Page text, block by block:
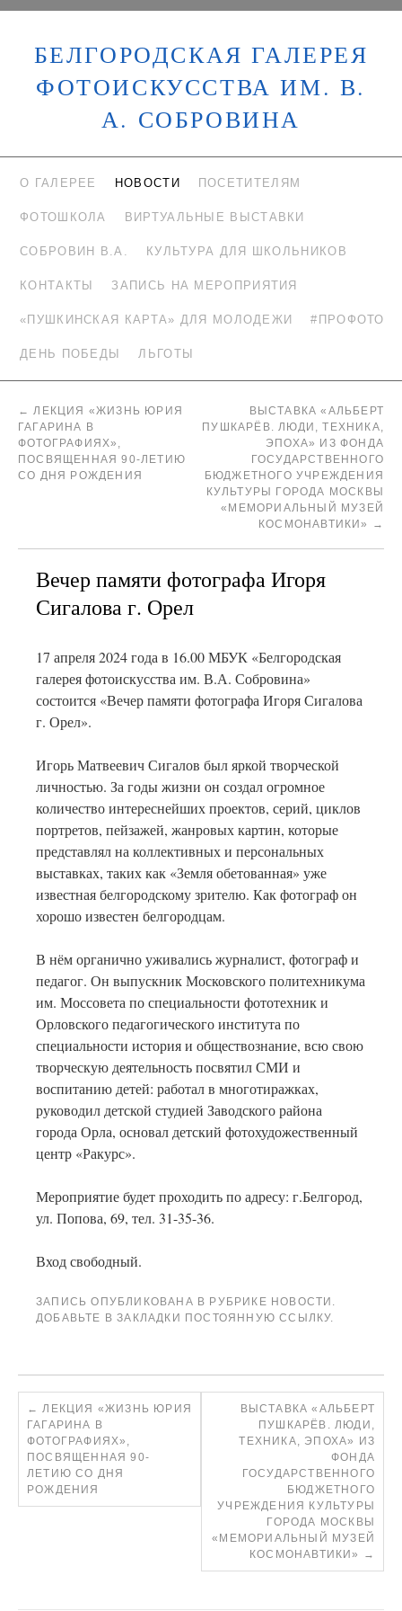
БЕЛГОРОДСКАЯ ГАЛЕРЕЯ
ФОТОИСКУССТВА ИМ. В.
А. СОБРОВИНА
О ГАЛЕРЕЕ НОВОСТИ ПОСЕТИТЕЛЯМ
ФОТОШКОЛА ВИРТУАЛЬНЫЕ ВЫСТАВКИ
СОБРОВИН В.А. КУЛЬТУРА ДЛЯ ШКОЛЬНИКОВ
КОНТАКТЫ ЗАПИСЬ НА МЕРОПРИЯТИЯ
«ПУШКИНСКАЯ КАРТА» ДЛЯ МОЛОДЕЖИ #ПРОФОТО
ДЕНЬ ПОБЕДЫ ЛЬГОТЫ
← ЛЕКЦИЯ «ЖИЗНЬ ЮРИЯ
ГАГАРИНА В
ФОТОГРАФИЯХ»,
ПОСВЯЩЕННАЯ 90-ЛЕТИЮ
СО ДНЯ РОЖДЕНИЯ
ВЫСТАВКА «АЛЬБЕРТ
ПУШКАРЁВ. ЛЮДИ, ТЕХНИКА,
ЭПОХА» ИЗ ФОНДА
ГОСУДАРСТВЕННОГО
БЮДЖЕТНОГО УЧРЕЖДЕНИЯ
КУЛЬТУРЫ ГОРОДА МОСКВЫ
«МЕМОРИАЛЬНЫЙ МУЗЕЙ
КОСМОНАВТИКИ»
→
Вечер памяти фотографа Игоря
Сигалова г. Орел
17 апреля 2024 года в 16.00 МБУК «Белгородская
галерея фотоискусства им. В.А. Собровина»
состоится «Вечер памяти фотографа Игоря Сигалова
г. Орел».
Игорь Матвеевич Сигалов был яркой творческой
личностью. За годы жизни он создал огромное
количество интереснейших проектов, серий, циклов
портретов, пейзажей, жанровых картин, которые
представлял на коллективных и персональных
выставках, таких как «Земля обетованная» уже
известная белгородскому зрителю. Как фотограф он
хорошо известен белгородцам.
В нём органично уживались журналист, фотограф и
педагог. Он выпускник Московского политехникума
им. Моссовета по специальности фототехник и
Орловского педагогического института по
специальности история и обществознание, всю свою
творческую деятельность посвятил СМИ и
воспитанию детей: работал в многотиражках,
руководил детской студией Заводского района
города Орла, основал детский фотохудожественный
центр «Ракурс».
Мероприятие будет проходить по адресу: г.Белгород,
ул. Попова, 69, тел. 31-35-36.
Вход свободный.
ЗАПИСЬ ОПУБЛИКОВАНА В РУБРИКЕ НОВОСТИ .
ДОБАВЬТЕ В ЗАКЛАДКИ
ПОСТОЯННУЮ ССЫЛКУ.
← ЛЕКЦИЯ «ЖИЗНЬ ЮРИЯ
ГАГАРИНА В
ФОТОГРАФИЯХ»,
ПОСВЯЩЕННАЯ 90-
ЛЕТИЮ СО ДНЯ
РОЖДЕНИЯ
ВЫСТАВКА «АЛЬБЕРТ
ПУШКАРЁВ. ЛЮДИ,
ТЕХНИКА, ЭПОХА» ИЗ
ФОНДА
ГОСУДАРСТВЕННОГО
БЮДЖЕТНОГО
УЧРЕЖДЕНИЯ КУЛЬТУРЫ
ГОРОДА МОСКВЫ
«МЕМОРИАЛЬНЫЙ МУЗЕЙ
КОСМОНАВТИКИ»
→